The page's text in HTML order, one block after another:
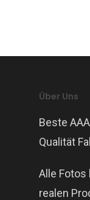
Über Uns
Beste
Qualität
Alle Fotos
realen